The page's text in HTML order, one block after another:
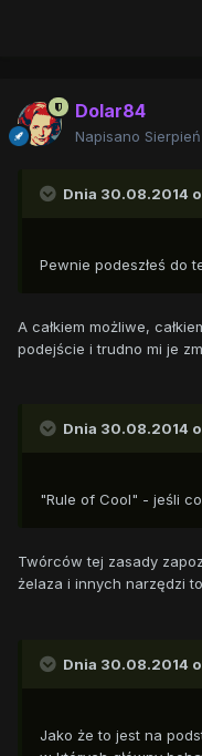
Dolar84
Napisano
Dnia 30.08.2014
Pewnie podeszłeś do
A całkiem możliwe,
podejście i trudno mi je
Dnia 30.08.2014
"Rule of Cool" - jeśli
Twórców tej zasady
żelaza i innych narzędzi
Dnia 30.08.2014
Jako że to jest na